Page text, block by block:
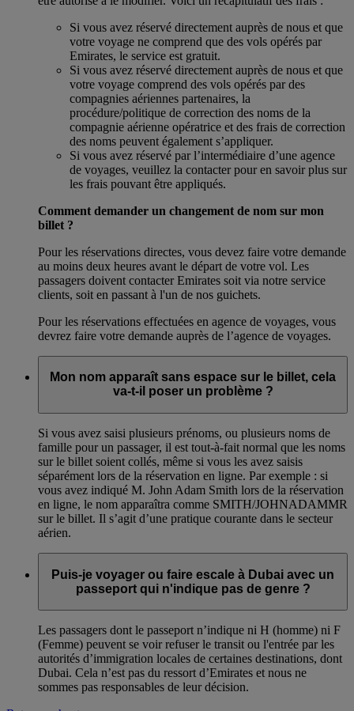
Si vous avez réservé directement auprès de nous et que
votre voyage ne comprend que des vols opérés par
Emirates, le service est gratuit.
Si vous avez réservé directement auprès de nous et que
votre voyage comprend des vols opérés par des
compagnies aériennes partenaires, la
procédure/politique de correction des noms de la
compagnie aérienne opératrice et des frais de correction
des noms peuvent également s’appliquer.
Si vous avez réservé par l’intermédiaire d’une agence
de voyages, veuillez la contacter pour en savoir plus sur
les frais pouvant être appliqués.
Comment demander un changement de nom sur mon
billet ?
Pour les réservations directes, vous devez faire votre demande
au moins deux heures avant le départ de votre vol. Les
passagers doivent contacter Emirates soit via notre service
clients, soit en passant à l'un de nos guichets.
Pour les réservations effectuées en agence de voyages, vous
devrez faire votre demande auprès de l’agence de voyages.
Mon nom apparaît sans espace sur le billet, cela
va-t-il poser un problème ?
Si vous avez saisi plusieurs prénoms, ou plusieurs noms de
famille pour un passager, il est tout-à-fait normal que les noms
sur le billet soient collés, même si vous les avez saisis
séparément lors de la réservation en ligne. Par exemple : si
vous avez indiqué M. John Adam Smith lors de la réservation
en ligne, le nom apparaîtra comme SMITH/JOHNADAMMR
sur le billet. Il s’agit d’une pratique courante dans le secteur
aérien.
Puis-je voyager ou faire escale à Dubai avec un
passeport qui n'indique pas de genre ?
Les passagers dont le passeport n’indique ni H (homme) ni F
(Femme) peuvent se voir refuser le transit ou l'entrée par les
autorités d’immigration locales de certaines destinations, dont
Dubai. Cela n’est pas du ressort d’Emirates et nous ne
sommes pas responsables de leur décision.